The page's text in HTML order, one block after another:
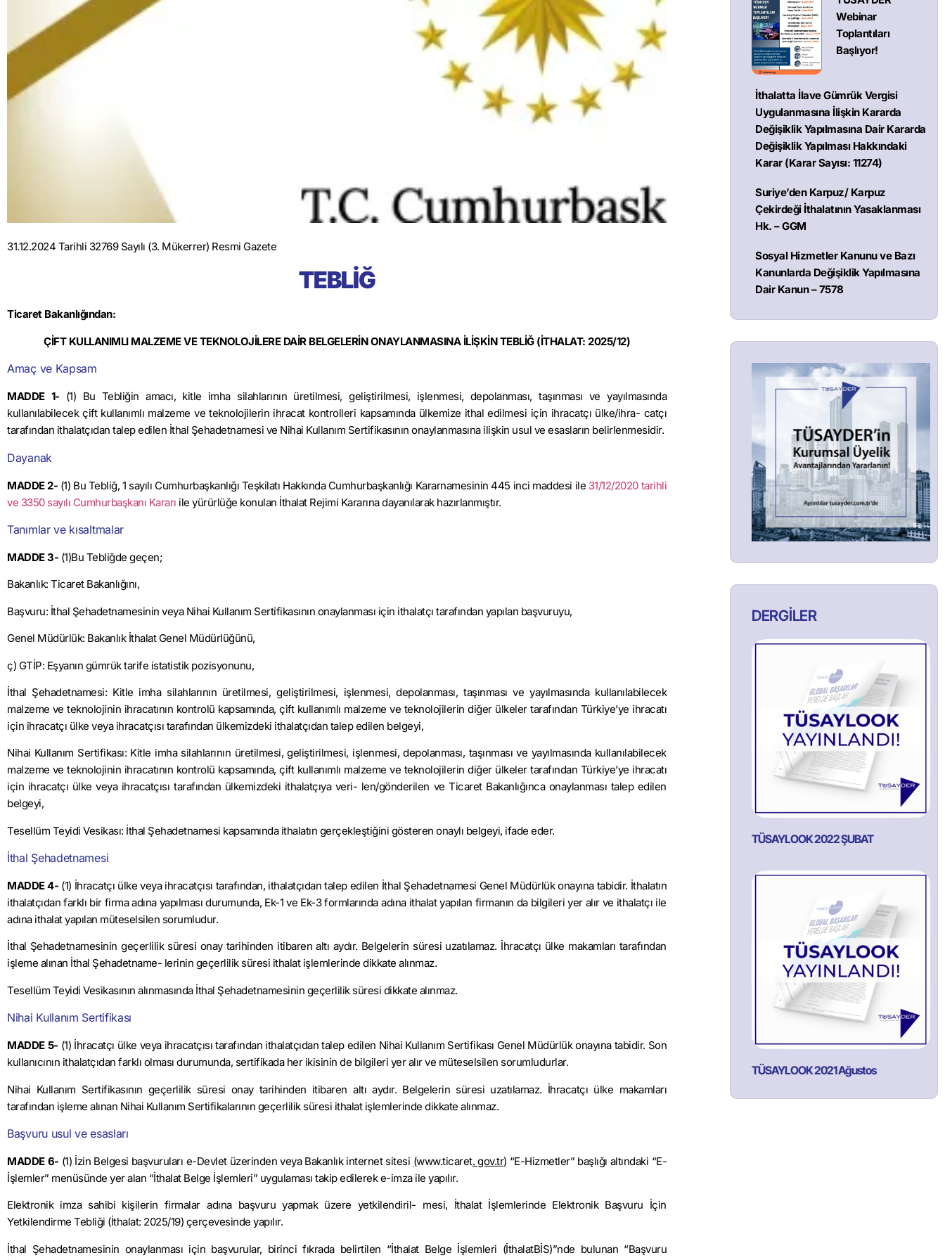
31.12.2024 Tarihli 32769 Sayılı (3. Mükerrer) Resmi Gazete
TEBLİĞ
Ticaret Bakanlığından:
ÇİFT KULLANIMLI MALZEME VE TEKNOLOJİLERE DAİR BELGELERİN ONAYLANMASINA İLİŞKİN TEBLİĞ (İTHALAT: 2025/12)
Amaç ve Kapsam
MADDE 1- (1) Bu Tebliğin amacı, kitle imha silahlarının üretilmesi, geliştirilmesi, iş­lenmesi, depolanması, taşınması ve yayılmasında
kullanılabilecek çift kullanımlı malzeme ve teknolojilerin ihracat kontrolleri kapsamında ülkemize ithal edilmesi için ihracatçı ülke/ihra- catçı
tarafından ithalatçıdan talep edilen İthal Şehadetnamesi ve Nihai Kullanım Sertifikasının onaylanmasına ilişkin usul ve esasların belirlenmesidir.
Dayanak
MADDE 2- (1) Bu Tebliğ, 1 sayılı Cumhurbaşkanlığı Teşkilatı Hakkında Cumhurbaş­kanlığı Kararnamesinin 445 inci maddesi ile 31/12/2020 tarihli
ve 3350 sayılı Cumhurbaşkanı Kararı ile yürürlüğe konulan İthalat Rejimi Kararına dayanılarak hazırlanmıştır.
Tanımlar ve kısaltmalar
MADDE 3- (1)Bu Tebliğde geçen;
Bakanlık: Ticaret Bakanlığını,
Başvuru: İthal Şehadetnamesinin veya Nihai Kullanım Sertifikasının onaylanması için ithalatçı tarafından yapılan başvuruyu,
Genel Müdürlük: Bakanlık İthalat Genel Müdürlüğünü,
ç) GTİP: Eşyanın gümrük tarife istatistik pozisyonunu,
İthal Şehadetnamesi: Kitle imha silahlarının üretilmesi, geliştirilmesi, işlenmesi, de­polanması, taşınması ve yayılmasında kullanılabilecek
malzeme ve teknolojinin ihracatının kontrolü kapsamında, çift kullanımlı malzeme ve teknolojilerin diğer ülkeler tarafından Tür­kiye’ye ihracatı
için ihracatçı ülke veya ihracatçısı tarafından ülkemizdeki ithalatçıdan talep edilen belgeyi,
Nihai Kullanım Sertifikası: Kitle imha silahlarının üretilmesi, geliştirilmesi, işlen­mesi, depolanması, taşınması ve yayılmasında kullanılabilecek
malzeme ve teknolojinin ihra­catının kontrolü kapsamında, çift kullanımlı malzeme ve teknolojilerin diğer ülkeler tarafından Türkiye’ye ihracatı
için ihracatçı ülke veya ihracatçısı tarafından ülkemizdeki ithalatçıya veri- len/gönderilen ve Ticaret Bakanlığınca onaylanması talep edilen
belgeyi,
Tesellüm Teyidi Vesikası: İthal Şehadetnamesi kapsamında ithalatın gerçekleştiğini gösteren onaylı belgeyi, ifade eder.
İthal Şehadetnamesi
MADDE 4- (1) İhracatçı ülke veya ihracatçısı tarafından, ithalatçıdan talep edilen İthal Şehadetnamesi Genel Müdürlük onayına tabidir. İthalatın
ithalatçıdan farklı bir firma adına yapılması durumunda, Ek-1 ve Ek-3 formlarında adına ithalat yapılan firmanın da bilgileri yer alır ve ithalatçı ile
adına ithalat yapılan müteselsilen sorumludur.
İthal Şehadetnamesinin geçerlilik süresi onay tarihinden itibaren altı aydır. Belge­lerin süresi uzatılamaz. İhracatçı ülke makamları tarafından
işleme alınan İthal Şehadetname- lerinin geçerlilik süresi ithalat işlemlerinde dikkate alınmaz.
Tesellüm Teyidi Vesikasının alınmasında İthal Şehadetnamesinin geçerlilik süresi dikkate alınmaz.
Nihai Kullanım Sertifikası
MADDE 5- (1) İhracatçı ülke veya ihracatçısı tarafından ithalatçıdan talep edilen Nihai Kullanım Sertifikası Genel Müdürlük onayına tabidir. Son
kullanıcının ithalatçıdan farklı ol­ması durumunda, sertifikada her ikisinin de bilgileri yer alır ve müteselsilen sorumludurlar.
Nihai Kullanım Sertifikasının geçerlilik süresi onay tarihinden itibaren altı aydır. Belgelerin süresi uzatılamaz. İhracatçı ülke makamları
tarafından işleme alınan Nihai Kullanım Sertifikalarının geçerlilik süresi ithalat işlemlerinde dikkate alınmaz.
Başvuru usul ve esasları
MADDE 6- (1) İzin Belgesi başvuruları e-Devlet üzerinden veya Bakanlık internet si­tesi (www.ticaret.gov.tr) “E-Hizmetler” başlığı altındaki “E-
İşlemler” menüsünde yer alan “İt­halat Belge İşlemleri” uygulaması takip edilerek e-imza ile yapılır.
Elektronik imza sahibi kişilerin firmalar adına başvuru yapmak üzere yetkilendiril- mesi, İthalat İşlemlerinde Elektronik Başvuru İçin
Yetkilendirme Tebliği (İthalat: 2025/19) çer­çevesinde yapılır.
İthal Şehadetnamesinin onaylanması için başvurular, birinci fıkrada belirtilen “İt­halat Belge İşlemleri (İthalatBİS)”nde bulunan “Başvuru
Webinar
Toplantıları
Başlıyor!
İthalatta İlave Gümrük Vergisi
Uygulanmasına İlişkin Kararda
Değişiklik Yapılmasına Dair Kararda
Değişiklik Yapılması Hakkındaki
Karar (Karar Sayısı: 11274)
Suriye’den Karpuz/ Karpuz
Çekirdeği İthalatının Yasaklanması
Hk. – GGM
Sosyal Hizmetler Kanunu ve Bazı
Kanunlarda Değişiklik Yapılmasına
Dair Kanun – 7578
DERGİLER
TÜSAYLOOK 2022 ŞUBAT
TÜSAYLOOK 2021 Ağustos